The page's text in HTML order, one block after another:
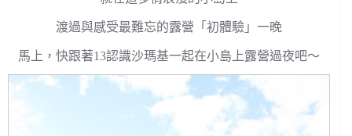
渡過與感受最難忘的露營「初體驗」一晚
馬上，快跟著13認識沙瑪基一起在小島上露營過夜吧～